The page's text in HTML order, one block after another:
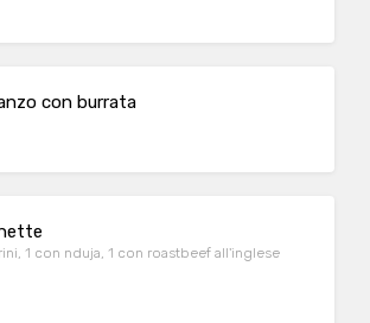
con burrata
1 con nduja, 1 con roastbeef all'inglese